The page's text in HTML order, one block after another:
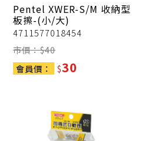
Pentel XWER-S/M 收納型
板擦-(小/大)
4711577018454
市價：$40
會員價：
$30